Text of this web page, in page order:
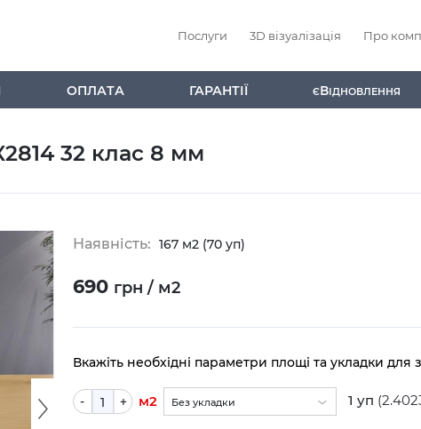
Послуги 3D візуалізація Про
ОПЛАТА ГАРАНТІЇ ЄВІДНОВЛЕННЯ
32 клас 8 мм
Наявність: 167 м2 (70 уп)
690 грн / м2
Вкажіть необхідні параметри площі та укладки для
- + м2 Без укладки 1 уп